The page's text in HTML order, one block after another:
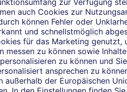
Kunden über